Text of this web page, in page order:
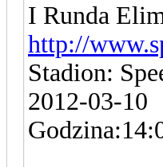
I Runda
http://
Stadion:
2012-03-10